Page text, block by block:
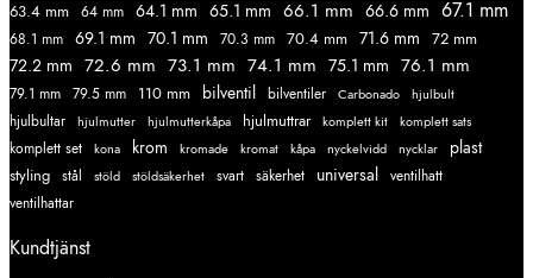
63.4 mm 64 mm 64.1 mm 65.1 mm 66.1 mm 66.6 mm 67.1 mm
68.1 mm 69.1 mm 70.1 mm 70.3 mm 70.4 mm 71.6 mm 72 mm
72.2 mm 72.6 mm 73.1 mm 74.1 mm 75.1 mm 76.1 mm
79.1 mm 79.5 mm 110 mm bilventil bilventiler Carbonado hjulbult
hjulbultar hjulmutter hjulmutterkåpa hjulmuttrar komplett kit komplett sats
komplett set kona krom kromade kromat kåpa nyckelvidd nycklar
plast
styling
stål stöld stöldsäkerhet svart säkerhet universal ventilhatt
ventilhattar
Kundtjänst